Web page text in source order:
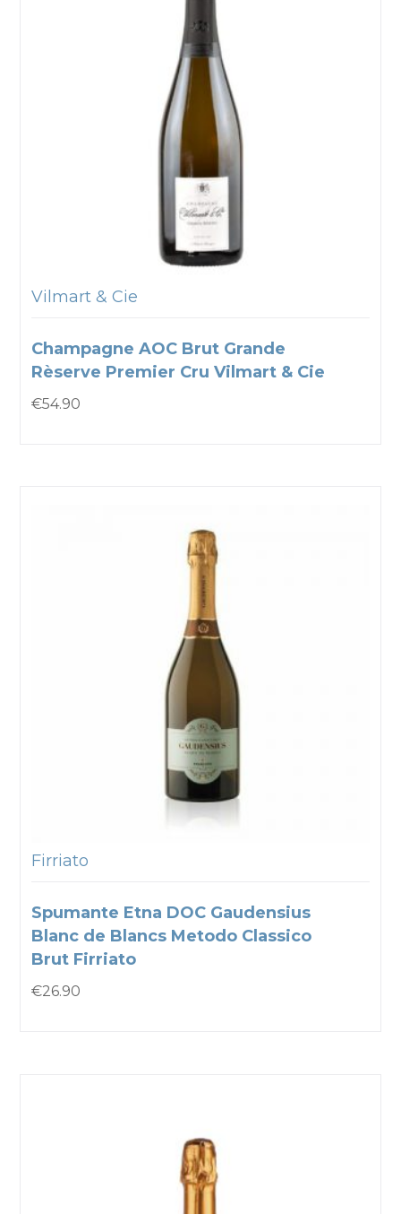
Vilmart & Cie
Champagne AOC Brut Grande
Rèserve Premier Cru Vilmart & Cie
€54.90
Firriato
Spumante Etna DOC Gaudensius
Blanc de Blancs Metodo Classico
Brut Firriato
€26.90